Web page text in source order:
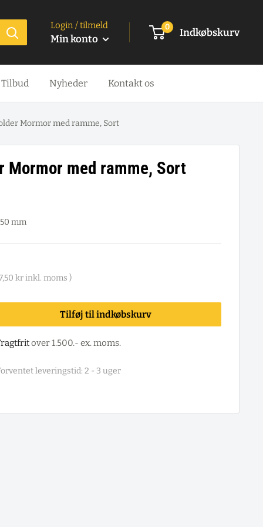
Login / tilmeld
Min konto
0 Indkøbskurv
Tilbud Nyheder Kontakt os
Mormor med ramme, Sort
Mormor med ramme, Sort
mm
krinkl. moms )
Tilføj til indkøbskurv
over 1.500.- ex. moms.
leveringstid: 2 - 3 uger